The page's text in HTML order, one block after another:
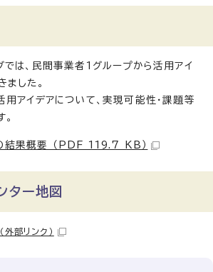
では、民間事業者1グループから活用アイ
した。
用アイデアについて、実現可能性・課題等
結果概要 （PDF 119.7 KB）
ター地図
（外部リンク）